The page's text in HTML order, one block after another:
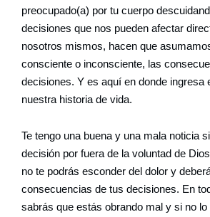
preocupado(a) por tu cuerpo
decisiones que nos pueden afectar
nosotros mismos, hacen que
consciente o inconsciente, las
decisiones. Y es aquí en donde ingresa
nuestra historia de vida.
Te tengo una buena y una mala noticia
decisión por fuera de la voluntad de
no te podrás esconder del dolor y
consecuencias de tus decisiones. En
sabrás que estás obrando mal y si no